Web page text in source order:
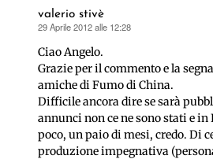
valerio stivè
ha
detto:
29 Aprile 2012 alle 12:28
Ciao Angelo.
Grazie per il commento e la
amiche di Fumo di China.
Difficile ancora dire se sarà
annunci non ce ne sono stati e
poco, un paio di mesi, credo. Di
produzione impegnativa